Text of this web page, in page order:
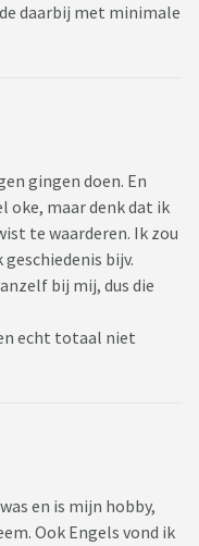
daarbij met minimale
gingen doen. En
oke, maar denk dat ik
te waarderen. Ik zou
bijv.
bij mij, dus die
echt totaal niet
en is mijn hobby,
Ook Engels vond ik